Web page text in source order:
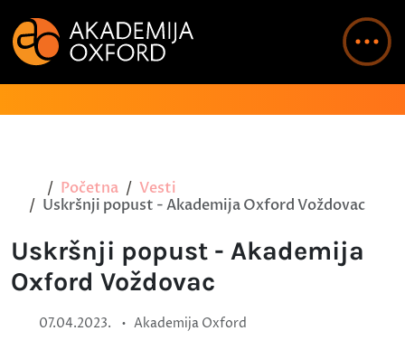
Početna
Vesti
Uskršnji popust - Akademija Oxford Voždovac
Uskršnji popust - Akademija
Oxford Voždovac
07.04.2023. • Akademija Oxford